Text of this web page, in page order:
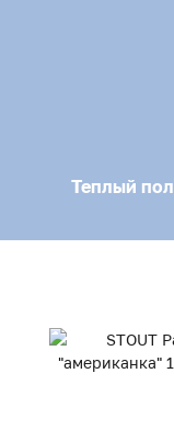
Теплый пол